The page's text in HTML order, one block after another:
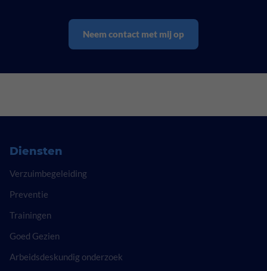
Neem contact met mij op
Diensten
Verzuimbegeleiding
Preventie
Trainingen
Goed Gezien
Arbeidsdeskundig onderzoek